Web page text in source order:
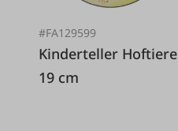
#FA129599
Kinderteller Hoftiere
19 cm